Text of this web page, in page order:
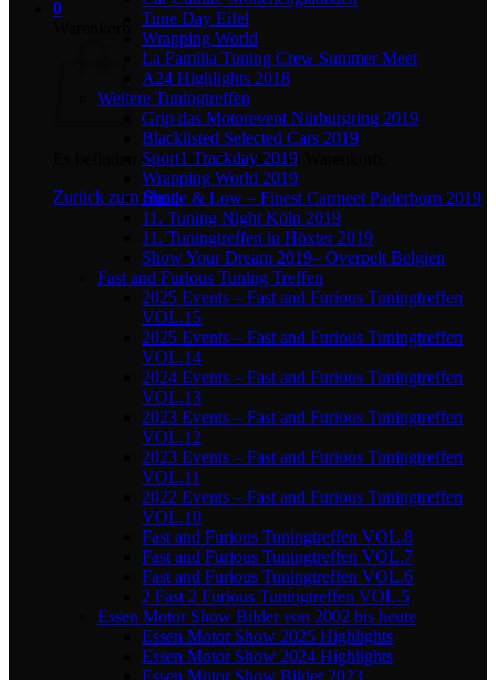
0
Es befinden sich keine Produkte im Warenkorb.
Zurück zum Shop
Tune Day Eifel
Wrapping World
La Familia Tuning Crew Summer Meet
A24 Highlights 2018
Weitere Tuningtreffen
Grip das Motorevent Nürburgring 2019
Blacklisted Selected Cars 2019
Sport1 Trackday 2019
Wrapping World 2019
Hustle & Low – Finest Carmeet Paderborn 2019
11. Tuning Night Köln 2019
11. Tuningtreffen in Höxter 2019
Show Your Dream 2019– Overpelt Belgien
Fast and Furious Tuning Treffen
2025 Events – Fast and Furious Tuningtreffen
VOL.15
2025 Events – Fast and Furious Tuningtreffen
VOL.14
2024 Events – Fast and Furious Tuningtreffen
VOL.13
2023 Events – Fast and Furious Tuningtreffen
VOL.12
2023 Events – Fast and Furious Tuningtreffen
VOL.11
2022 Events – Fast and Furious Tuningtreffen
VOL.10
Fast and Furious Tuningtreffen VOL.8
Fast and Furious Tuningtreffen VOL.7
Fast and Furious Tuningtreffen VOL.6
2 Fast 2 Furious Tuningtreffen VOL.5
Essen Motor Show Bilder von 2002 bis heute
Essen Motor Show 2025 Highlights
Essen Motor Show 2024 Highlights
Essen Motor Show Bilder 2023